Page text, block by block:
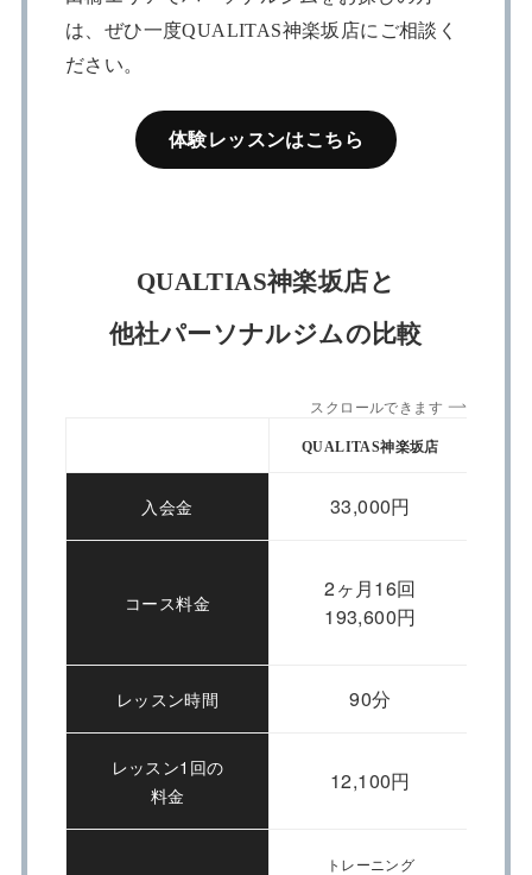
は、ぜひ一度QUALITAS神楽坂店にご相談く
ださい。
体験レッスンはこちら
QUALTIAS神楽坂店と
他社パーソナルジムの比較
スクロールできます
QUALITAS神楽坂店
入会金 33,000円
コース料金
2ヶ月16回
193,600円
レッスン時間 90分
レッスン1回の
料金
12,100円
トレーニング